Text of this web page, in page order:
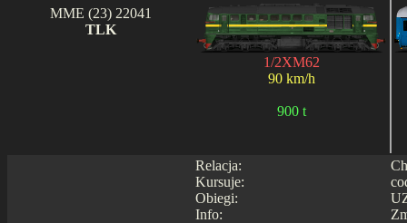
MME (23) 22041
TLK
1/2XM62
90 km/h
900 t
Relacja:
Kursuje:
Obiegi:
Info: